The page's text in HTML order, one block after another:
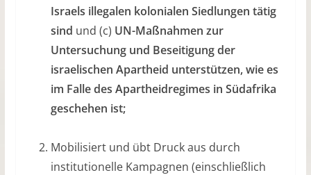
Israels illegalen kolonialen Siedlungen tätig
sind und (c) UN-Maßnahmen zur
Untersuchung und Beseitigung der
israelischen Apartheid unterstützen, wie es
im Falle des Apartheidregimes in Südafrika
geschehen ist;
Mobilisiert und übt Druck aus durch
institutionelle Kampagnen (einschließlich